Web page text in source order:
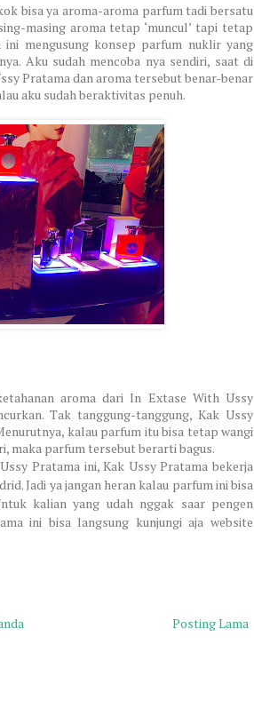
bisa ya aroma-aroma parfum tadi bersatu
masing aroma tetap ‘muncul’ tapi tetap
mengusung konsep parfum nuklir yang
Aku sudah mencoba nya sendiri, saat di
Pratama dan aroma tersebut benar-benar
aku sudah beraktivitas penuh.
aroma dari In Extase With Ussy
Tak tanggung-tanggung, Kak Ussy
kalau parfum itu bisa tetap wangi
maka parfum tersebut berarti bagus.
Pratama ini, Kak Ussy Pratama bekerja
Jadi ya jangan heran kalau parfum ini bisa
kalian yang udah nggak saar pengen
ini bisa langsung kunjungi aja website
Posting Lama